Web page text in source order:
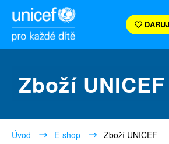
Zboží UNICEF
Úvod E-shop Zboží UNICEF